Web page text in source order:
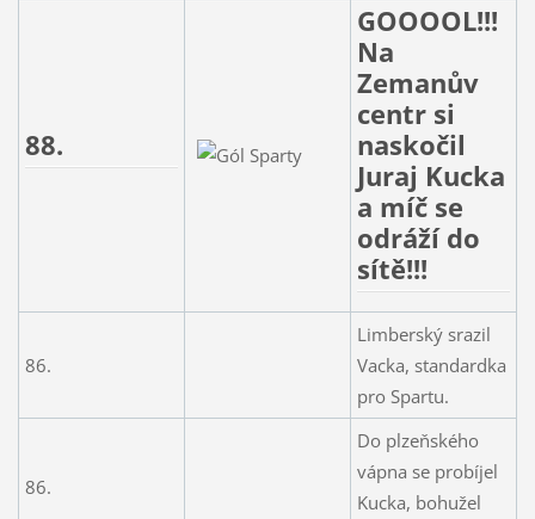
88.
GOOOOL!!!
Na
Zemanův
centr si
naskočil
Juraj Kucka
a míč se
odráží do
sítě!!!
86.
Limberský srazil
Vacka, standardka
pro Spartu.
86.
Do plzeňského
vápna se probíjel
Kucka, bohužel